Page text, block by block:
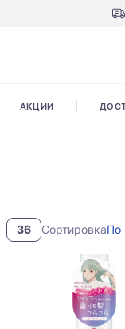
АКЦИИ
36 СортировкаПо